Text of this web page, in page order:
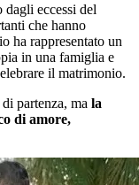
eccessi del
che hanno
ha rappresentato un
in una famiglia e
il matrimonio.
partenza, ma la
di amore,